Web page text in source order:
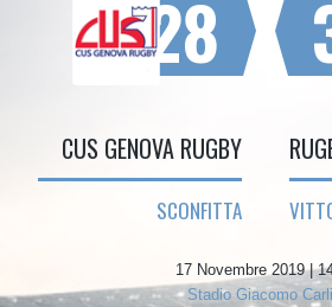
28
CUS GENOVA RUGBY
SCONFITTA
17 Novembre 2019 |
Stadio Giacomo